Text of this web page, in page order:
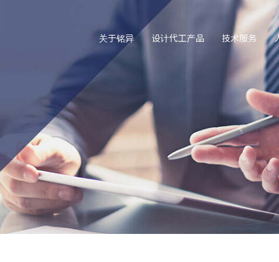
关于铭异 设计代工产品 技术服务